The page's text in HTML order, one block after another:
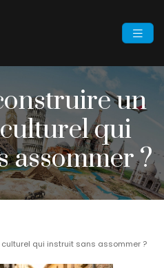
un
qui
assommer ?
qui instruit sans assommer ?